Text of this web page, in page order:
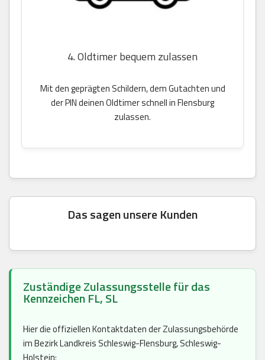
4. Oldtimer bequem zulassen
Mit den geprägten Schildern, dem Gutachten und
der PIN deinen Oldtimer schnell in Flensburg
zulassen.
Das sagen unsere Kunden
Zuständige Zulassungsstelle für das
Kennzeichen FL, SL
Hier die offiziellen Kontaktdaten der Zulassungsbehörde
im Bezirk Landkreis Schleswig-Flensburg, Schleswig-
Holstein: